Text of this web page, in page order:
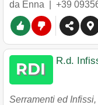
da Enna | +39
R.d.
Serramenti ed